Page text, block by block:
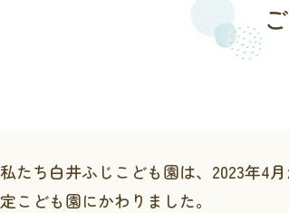
私たち白井ふじこども園は、2023年4
定こども園にかわりました。